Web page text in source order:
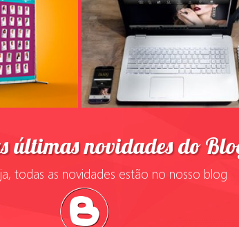
últimas novidades do
todas as novidades estão no nosso blog